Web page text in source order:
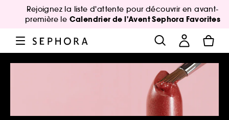
Rejoignez la liste d'attente pour découvrir en avant-
première le Calendrier de l'Avent Sephora Favorites